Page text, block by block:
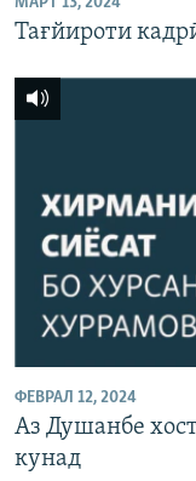
Тағйироти
ФЕВРАЛ 12, 2024
Аз Душанбе
кунад